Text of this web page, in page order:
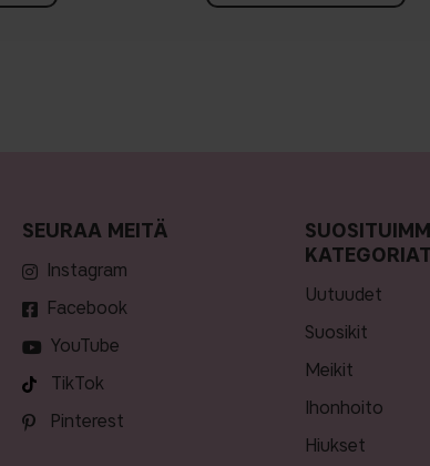
SEURAA MEITÄ
Instagram
Facebook
YouTube
TikTok
Pinterest
KATEGORIAT
uutuudet
suosikit
meikit
ihonhoito
hiukset